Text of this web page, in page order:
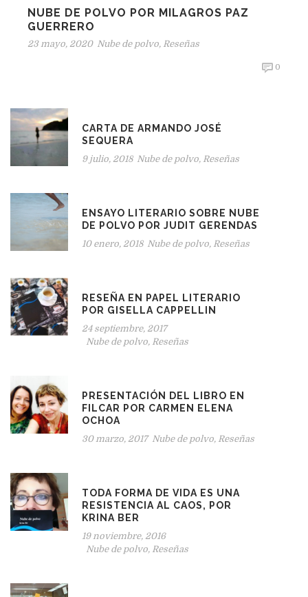
NUBE DE POLVO POR MILAGROS PAZ
GUERRERO
23 mayo, 2020 Nube de polvo, Reseñas
0
CARTA DE ARMANDO JOSÉ
SEQUERA
9 julio, 2018 Nube de polvo, Reseñas
ENSAYO LITERARIO SOBRE NUBE
DE POLVO POR JUDIT GERENDAS
10 enero, 2018 Nube de polvo, Reseñas
RESEÑA EN PAPEL LITERARIO
POR GISELLA CAPPELLIN
24 septiembre, 2017
Nube de polvo, Reseñas
PRESENTACIÓN DEL LIBRO EN
FILCAR POR CARMEN ELENA
OCHOA
30 marzo, 2017 Nube de polvo, Reseñas
TODA FORMA DE VIDA ES UNA
RESISTENCIA AL CAOS, POR
KRINA BER
19 noviembre, 2016
Nube de polvo, Reseñas